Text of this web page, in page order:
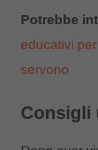
Potrebbe
educativi
servono
Consigli